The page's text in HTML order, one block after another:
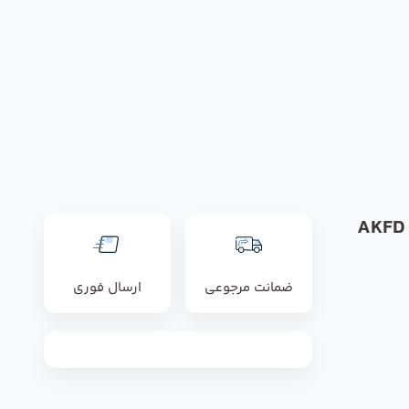
فن آکسیال رزنبرگ مدل AKFD
ضمانت مرجوعی ارسال فوری